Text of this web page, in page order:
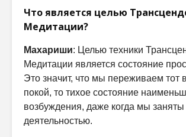
Что является целью
Медитации?
Махариши: Целью техники
Медитации является состояние
Это значит, что мы переживаем тот
покой, то тихое состояние
возбуждения, даже когда мы
деятельностью.